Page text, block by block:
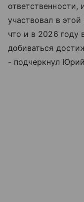
участвовал в
что и в 2026 году
добиваться
- подчеркнул